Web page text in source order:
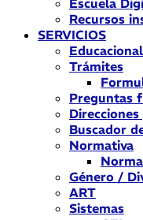
Escuela
Recursos
SERVICIOS
Trámites
Preguntas
Buscador
Normativa
Género /
ART
Sistemas